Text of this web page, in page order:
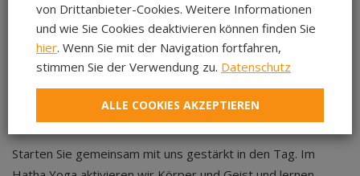
Guten Morgen Yoga
Starten Sie gemeinsam mit uns gestärkt in den Tag. Im
von Drittanbieter-Cookies. Weitere Informationen
und wie Sie Cookies deaktivieren können finden Sie
hier. Wenn Sie mit der Navigation fortfahren,
stimmen Sie der Verwendung zu. Datenschutz
ALLE COOKIES AKZEPTIEREN